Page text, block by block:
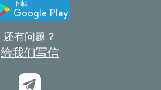
下載
Google Play
还有问题？
给我们写信